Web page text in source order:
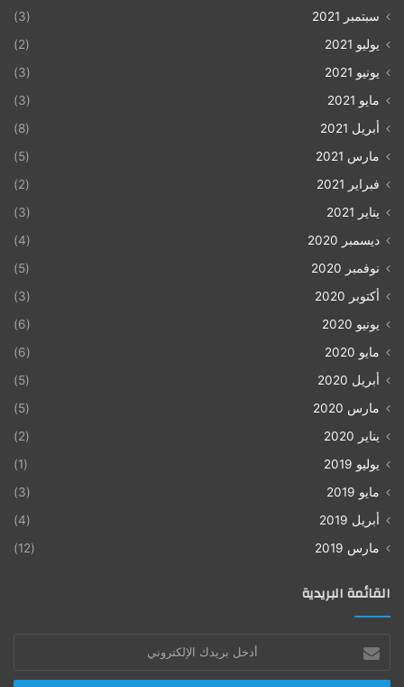
سبتمبر 2021
(3)
يوليو 2021
(2)
يونيو 2021
(3)
مايو 2021
(3)
أبريل 2021
(8)
مارس 2021
(5)
فبراير 2021
(2)
يناير 2021
(3)
ديسمبر 2020
(4)
نوفمبر 2020
(5)
أكتوبر 2020
(3)
يونيو 2020
(6)
مايو 2020
(6)
أبريل 2020
(5)
مارس 2020
(5)
يناير 2020
(2)
يوليو 2019
(1)
مايو 2019
(3)
أبريل 2019
(4)
مارس 2019
(12)
القائمة البريدية
بريدك
الإلكتروني